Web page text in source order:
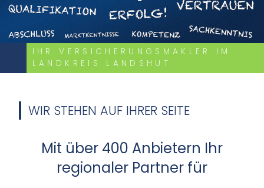
IHR VERSICHERUNGSMAKLER IM
LANDKREIS LANDSHUT
WIR STEHEN AUF IHRER SEITE
Mit über 400 Anbietern Ihr
regionaler Partner für